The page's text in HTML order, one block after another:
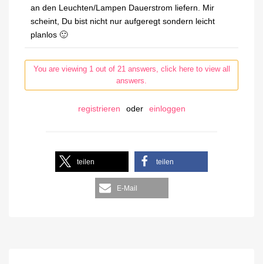
an den Leuchten/Lampen Dauerstrom liefern. Mir
scheint, Du bist nicht nur aufgeregt sondern leicht
planlos 🙂
You are viewing 1 out of 21 answers, click here to view all
answers.
registrieren oder einloggen
teilen teilen
E-Mail